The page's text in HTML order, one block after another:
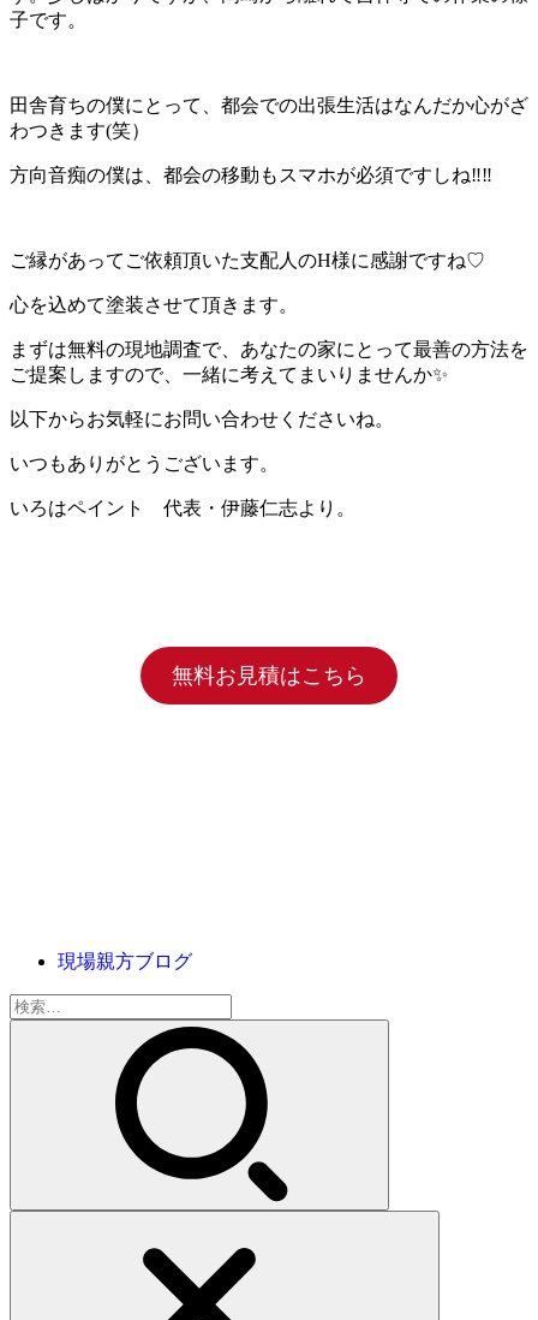
子です。
田舎育ちの僕にとって、都会での出張生活はなんだか心がざ
わつきます(笑）
方向音痴の僕は、都会の移動もスマホが必須ですしね‼︎‼︎
ご縁があってご依頼頂いた支配人のH様に感謝ですね♡
心を込めて塗装させて頂きます。
まずは無料の現地調査で、あなたの家にとって最善の方法を
ご提案しますので、一緒に考えてまいりませんか✨️
以下からお気軽にお問い合わせくださいね。
いつもありがとうございます。
いろはペイント 代表・伊藤仁志より。
無料お見積はこちら
現場親方ブログ
検
索: